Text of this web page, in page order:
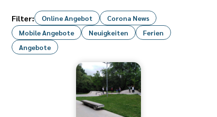
Filter: Online Angebot
Corona News
Mobile Angebote
Neuigkeiten
Ferien
Angebote